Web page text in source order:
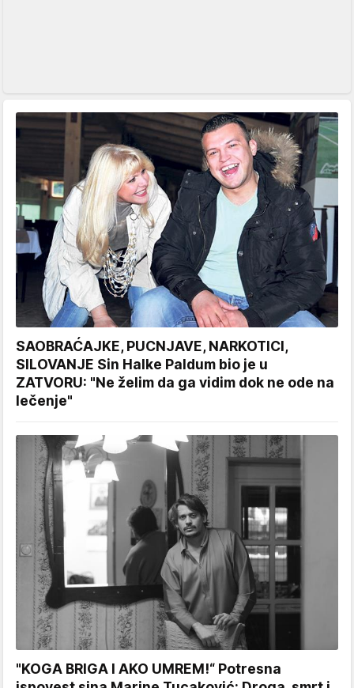
SAOBRAĆAJKE, PUCNJAVE, NARKOTICI,
SILOVANJE Sin Halke Paldum bio je u
ZATVORU: "Ne želim da ga vidim dok ne ode na
lečenje"
"KOGA BRIGA I AKO UMREM!“ Potresna